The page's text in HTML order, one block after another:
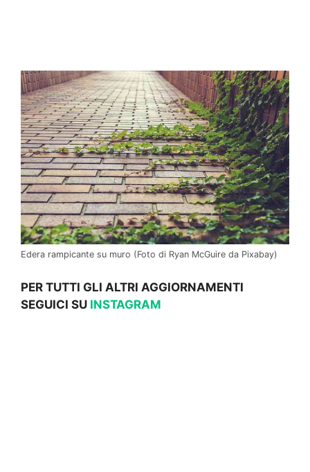
Edera rampicante su muro (Foto di Ryan McGuire da Pixabay)
PER TUTTI GLI ALTRI AGGIORNAMENTI
SEGUICI SU INSTAGRAM